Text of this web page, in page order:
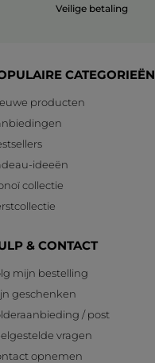
Veilige betaling
CATEGORIEËN
producten
ideeën
collectie
& CONTACT
mijn bestelling
geschenken
/ post
vragen
opnemen